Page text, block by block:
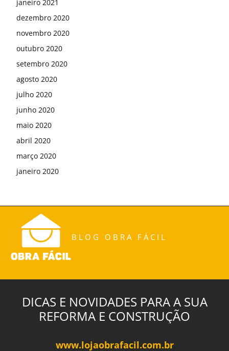
janeiro 2021
dezembro 2020
novembro 2020
outubro 2020
setembro 2020
agosto 2020
julho 2020
junho 2020
maio 2020
abril 2020
março 2020
janeiro 2020
BLOG OBRA FÁCIL
DICAS E NOVIDADES PARA A SUA
REFORMA E CONSTRUÇÃO
www.lojaobrafacil.com.br